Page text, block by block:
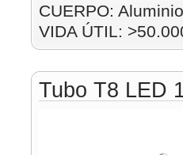
CUERPO: Aluminio
VIDA ÚTIL:
Tubo T8 LED